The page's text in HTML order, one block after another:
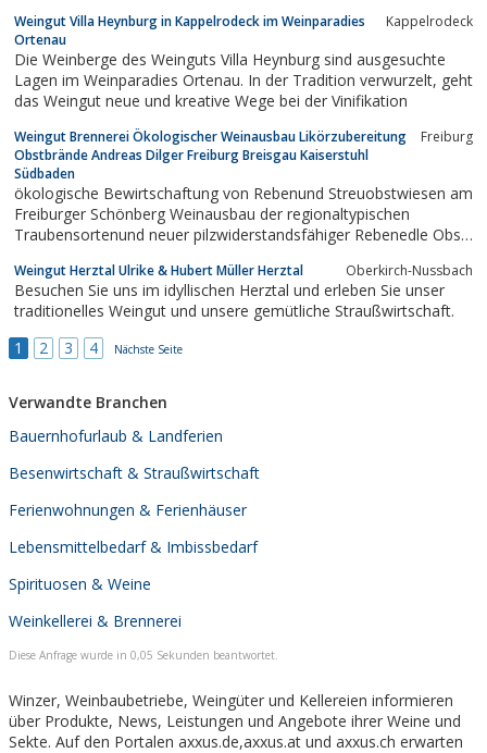
Weingut Villa Heynburg in Kappelrodeck im Weinparadies
Ortenau
Kappelrodeck
Die Weinberge des Weinguts Villa Heynburg sind ausgesuchte
Lagen im Weinparadies Ortenau. In der Tradition verwurzelt, geht
das Weingut neue und kreative Wege bei der Vinifikation
Weingut Brennerei Ökologischer Weinausbau Likörzubereitung
Obstbrände Andreas Dilger Freiburg Breisgau Kaiserstuhl
Südbaden
Freiburg
ökologische Bewirtschaftung von Rebenund Streuobstwiesen am
Freiburger Schönberg Weinausbau der regionaltypischen
Traubensortenund neuer pilzwiderstandsfähiger Rebenedle Obst-
Weingut Herztal Ulrike & Hubert Müller Herztal Oberkirch-Nussbach
Besuchen Sie uns im idyllischen Herztal und erleben Sie unser
traditionelles Weingut und unsere gemütliche Straußwirtschaft.
1
2 3 4 Nächste Seite
Verwandte Branchen
Bauernhofurlaub & Landferien
Besenwirtschaft & Straußwirtschaft
Ferienwohnungen & Ferienhäuser
Lebensmittelbedarf & Imbissbedarf
Spirituosen & Weine
Weinkellerei & Brennerei
Diese Anfrage wurde in 0,05 Sekunden beantwortet.
Winzer, Weinbaubetriebe, Weingüter und Kellereien informieren
über Produkte, News, Leistungen und Angebote ihrer Weine und
Sekte. Auf den Portalen axxus.de,axxus.at und axxus.ch erwarten